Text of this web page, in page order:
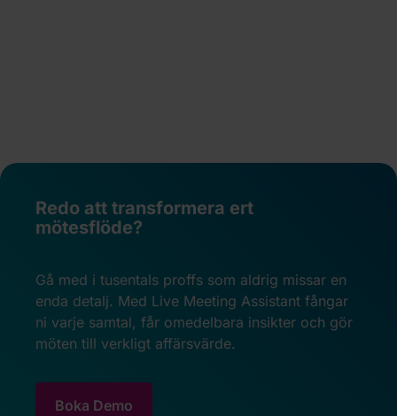
Redo att transformera ert
mötesflöde?
Gå med i tusentals proffs som aldrig missar en
enda detalj. Med Live Meeting Assistant fångar
ni varje samtal, får omedelbara insikter och gör
möten till verkligt affärsvärde.
Boka Demo